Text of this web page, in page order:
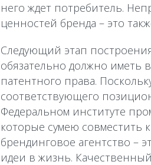
него ждет потребитель.
ценностей бренда – это
Следующий этап
обязательно должно иметь
патентного права.
соответствующего
Федеральном институте
которые сумею совместить
брендинговое агентство –
идеи в жизнь.